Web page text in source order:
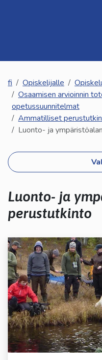
fi Opiskelijalle
Osaamisen arvioinnin
opetussuunnitelmat
Ammatilliset
Luonto- ja
Luonto- ja
perustutkinto